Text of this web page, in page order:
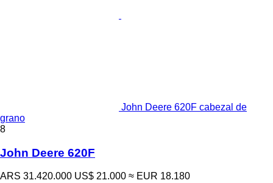
John Deere 620F cabezal de
grano
8
John Deere 620F
ARS 31.420.000 US$ 21.000 ≈ EUR 18.180